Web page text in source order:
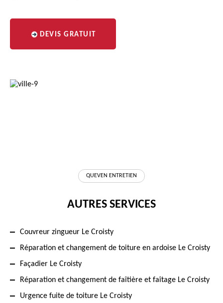
DEVIS GRATUIT
QUEVEN ENTRETIEN
AUTRES SERVICES
Couvreur zingueur Le Croisty
Réparation et changement de toiture en ardoise Le Croisty
Façadier Le Croisty
Réparation et changement de faîtière et faîtage Le Croisty
Urgence fuite de toiture Le Croisty